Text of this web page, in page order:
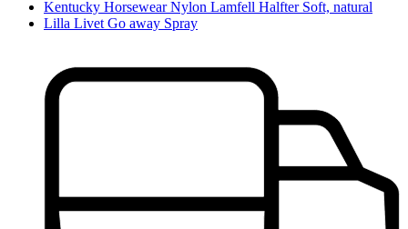
Kentucky Horsewear Nylon Lamfell Halfter Soft, natural
Lilla Livet Go away Spray